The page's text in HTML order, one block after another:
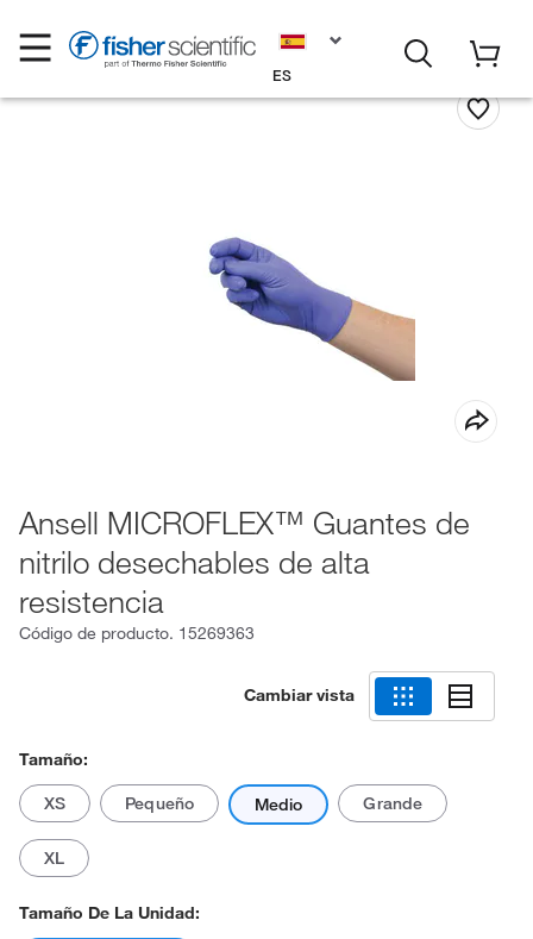
ES
Ansell MICROFLEX™ Guantes de
nitrilo desechables de alta
resistencia
Código de producto. 15269363
Cambiar vista
Tamaño:
XS Pequeño Medio Grande
XL
Tamaño De La Unidad: